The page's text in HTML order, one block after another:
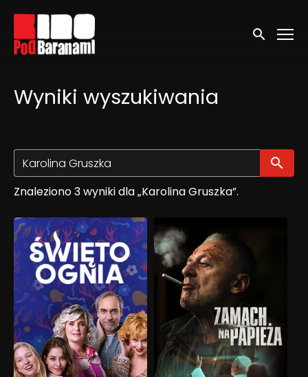
Linki ułatwień dostępu
Wyszukaj
Wyniki wyszukiwania
Znaleziono 3 wyniki dla „Karolina Gruszka”.